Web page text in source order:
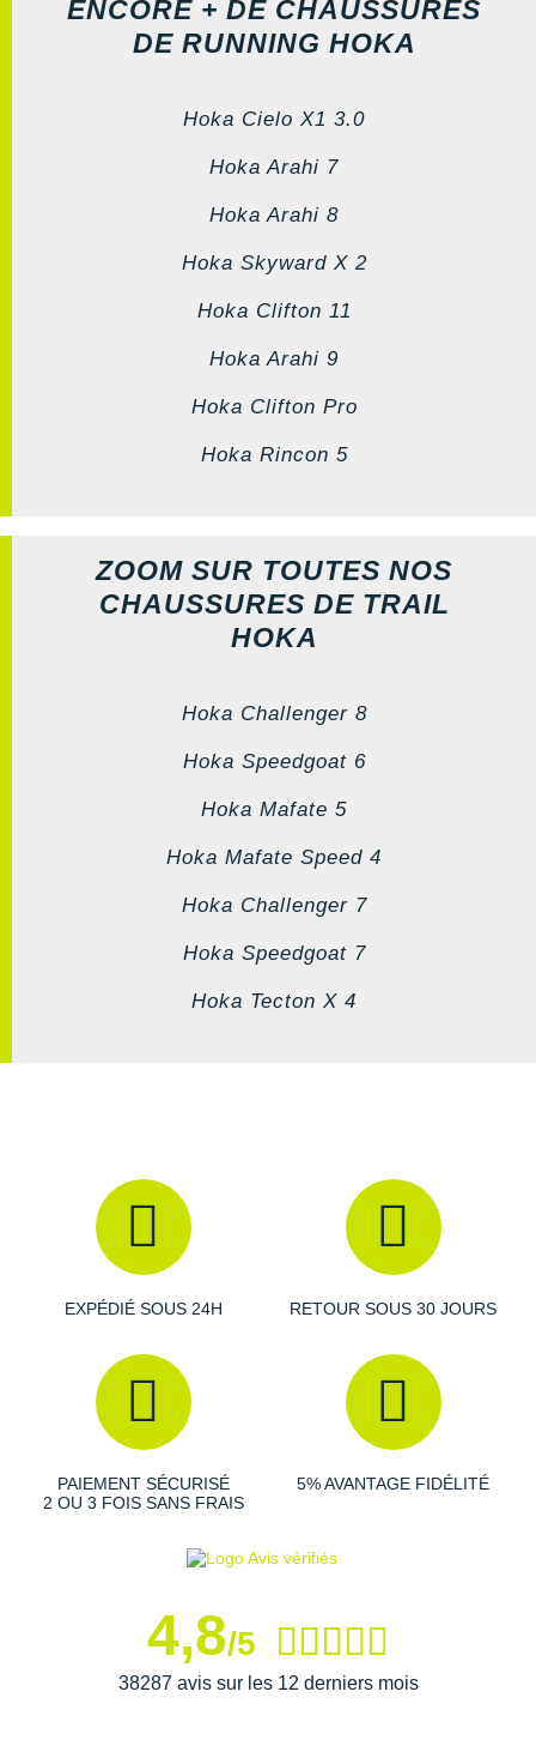
ENCORE + DE CHAUSSURES
DE RUNNING HOKA
Hoka Cielo X1 3.0
Hoka Arahi 7
Hoka Arahi 8
Hoka Skyward X 2
Hoka Clifton 11
Hoka Arahi 9
Hoka Clifton Pro
Hoka Rincon 5
ZOOM SUR TOUTES NOS
CHAUSSURES DE TRAIL
HOKA
Hoka Challenger 8
Hoka Speedgoat 6
Hoka Mafate 5
Hoka Mafate Speed 4
Hoka Challenger 7
Hoka Speedgoat 7
Hoka Tecton X 4
EXPÉDIÉ SOUS 24H RETOUR SOUS 30 JOURS
PAIEMENT SÉCURISÉ
2 OU 3 FOIS SANS FRAIS
5% AVANTAGE FIDÉLITÉ
4,8/5
38287 avis sur les 12 derniers mois